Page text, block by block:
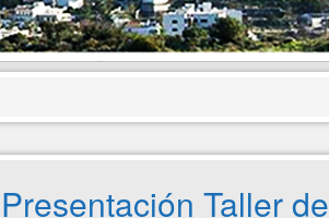
Presentación Taller de